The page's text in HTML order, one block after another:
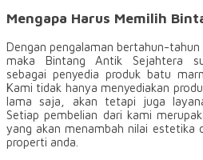
Mengapa Harus Memilih
Dengan pengalaman bertahun-
maka Bintang Antik Sejahtera
sebagai penyedia produk batu
Kami tidak hanya menyediakan
lama saja, akan tetapi juga
Setiap pembelian dari kami
yang akan menambah nilai estetika
properti anda.